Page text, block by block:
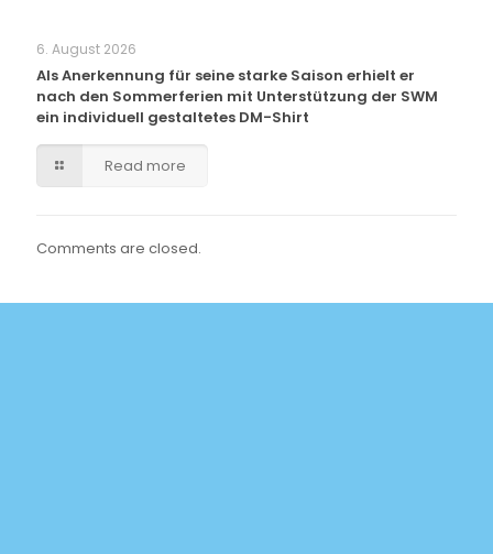
6. August 2026
Als Anerkennung für seine starke Saison erhielt er
nach den Sommerferien mit Unterstützung der SWM
ein individuell gestaltetes DM-Shirt
Read more
Comments are closed.